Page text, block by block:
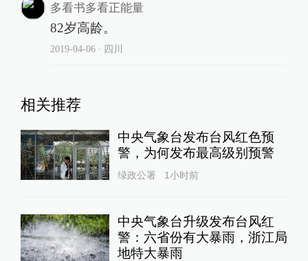
多看书多看正能量
82岁高龄。
2019-04-06∙ 四川
相关推荐
中央气象台发布台风红色预
警，为何发布最高级别预警
绿政公署 1小时前
中央气象台升级发布台风红
警：六省份有大暴雨，浙江局
地特大暴雨